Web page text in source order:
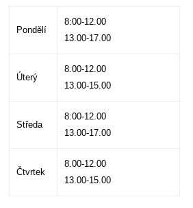
Pondělí
8:00-12.00
13.00-17.00
Úterý
8.00-12.00
13.00-15.00
Středa
8:00-12.00
13.00-17.00
Čtvrtek
8.00-12.00
13.00-15.00